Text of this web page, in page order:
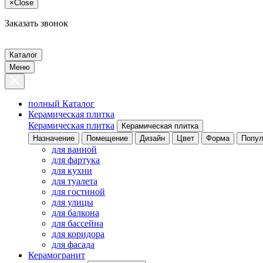
×Close
Заказать звонок
Каталог
Меню
полный Каталог
Керамическая плитка
Керамическая плитка
Керамическая плитка
Назначение
Помещение Дизайн Цвет Форма
для ванной
для фартука
для кухни
для туалета
для гостиной
для улицы
для балкона
для бассейна
для коридора
для фасада
Керамогранит